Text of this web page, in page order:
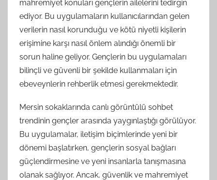
mahremiyet konuları gençlerin ailelerini tedirgin
ediyor. Bu uygulamaların kullanıcılarından gelen
verilerin nasıl korunduğu ve kötü niyetli kişilerin
erişimine karşı nasıl önlem alındığı önemli bir
sorun haline geliyor. Gençlerin bu uygulamaları
bilinçli ve güvenli bir şekilde kullanmaları için
ebeveynlerin rehberlik etmesi gerekmektedir.
Mersin sokaklarında canlı görüntülü sohbet
trendinin gençler arasında yaygınlaştığı görülüyor.
Bu uygulamalar, iletişim biçimlerinde yeni bir
dönemi başlatırken, gençlerin sosyal bağları
güçlendirmesine ve yeni insanlarla tanışmasına
olanak sağlıyor. Ancak, güvenlik ve mahremiyet